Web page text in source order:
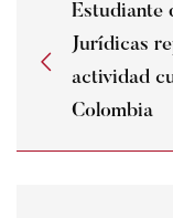
Estudiante
Jurídicas
actividad
Colombia